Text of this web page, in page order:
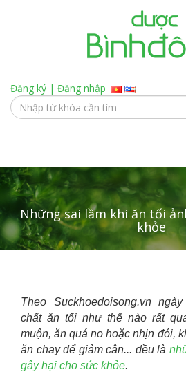
Đăng ký | Đăng nhập
Những sai lầm khi ăn tối
khỏe
Theo Suckhoedoisong.vn
chất ăn tối như thế nào rất
muộn, ăn quá no hoặc nhịn đói,
ăn chay để giảm cân... đều là
gây hại cho sức khỏe.